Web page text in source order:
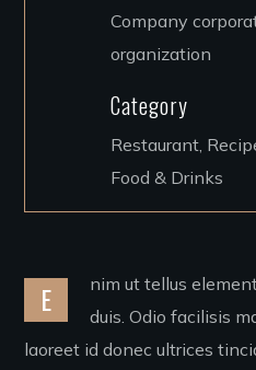
Company
organization
Category
Restaurant,
Food & Drinks
E
nim ut tellus
duis. Odio facilisis
laoreet id donec ultrices